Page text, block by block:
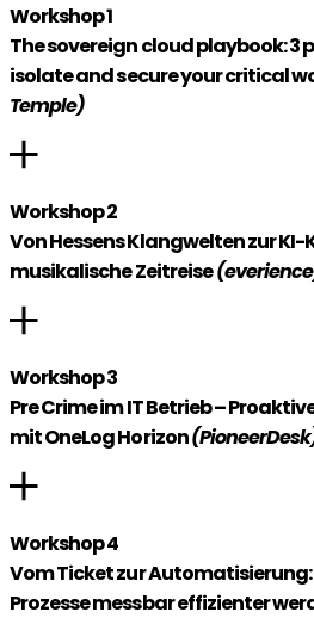
Workshop 1
The sovereign cloud playbook: 3
isolate and secure your critical
Temple)
Workshop 2
Von Hessens Klangwelten zur
musikalische Zeitreise
Workshop 3
Pre Crime im IT Betrieb –
mit OneLog Horizon
Workshop 4
Vom Ticket zur Automatisierung:
Prozesse messbar effizienter